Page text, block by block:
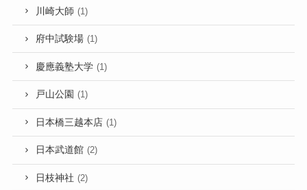
川崎大師 (1)
府中試験場 (1)
慶應義塾大学 (1)
戸山公園 (1)
日本橋三越本店 (1)
日本武道館 (2)
日枝神社 (2)